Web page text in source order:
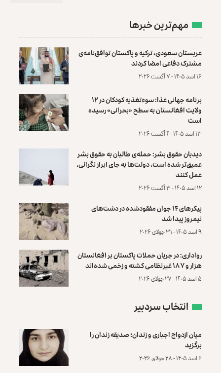
مهم‌ترین خبرها
عربستان سعودی، ترکیه و پاکستان توافق‌نامه‌ی
مشترک دفاعی امضا کردند
۱۶ اسد ۱۴۰۵ - ۷ آگست ۲۰۲۶
برنامه جهانی غذا: سوءتغذیه کودکان در ۱۲
ولایت افغانستان به سطح «بحرانی» رسیده
است
۱۳ اسد ۱۴۰۵ - ۴ آگست ۲۰۲۶
دیدبان حقوق بشر: حمله‌ی طالبان به حقوق بشر
عمیق‌تر شده است، دولت‌ها به جای ابراز نگرانی،
عمل کنند
۱۲ اسد ۱۴۰۵ - ۳ آگست ۲۰۲۶
پیکرهای ۱۴ جوان مفقودشده در دشت‌های
نیمروز پیدا شد
۹ اسد ۱۴۰۵ - ۳۱ جولای ۲۰۲۶
رواداری: در جریان حملات پاکستان بر افغانستان
هزار و ۱۸۷ غیرنظامی کشته و زخمی شده‌اند
۵ اسد ۱۴۰۵ - ۲۷ جولای ۲۰۲۶
انتخاب سردبیر
میان ازدواج اجباری و زندان؛ صدیقه زندان را
برگزید
۶ اسد ۱۴۰۵ - ۲۸ جولای ۲۰۲۶